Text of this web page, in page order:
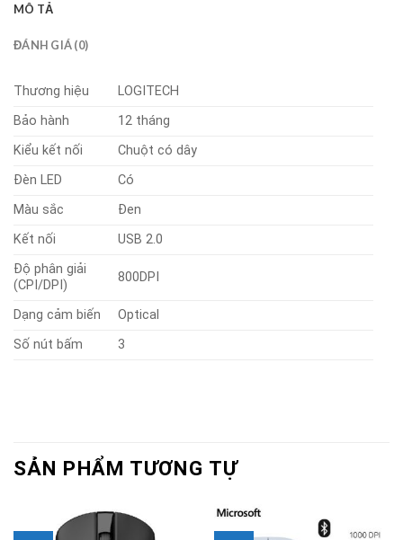
MÔ TẢ
ĐÁNH GIÁ (0)
Thương hiệu
LOGITECH
Bảo hành
12 tháng
Kiểu kết nối
Chuột có dây
Đèn LED
Có
Màu sắc
Đen
Kết nối
USB 2.0
Độ phân giải
(CPI/DPI)
800DPI
Dạng cảm biến
Optical
Số nút bấm
3
SẢN PHẨM TƯƠNG TỰ